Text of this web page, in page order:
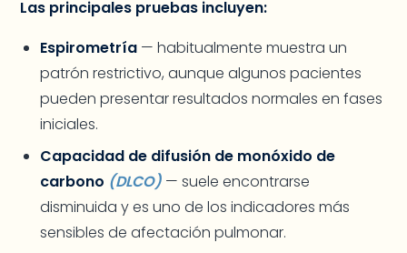
Las principales pruebas incluyen:
Espirometría— habitualmente muestra un
patrón restrictivo, aunque algunos pacientes
pueden presentar resultados normales en fases
iniciales.
Capacidad de difusión de monóxido de
carbono (DLCO)— suele encontrarse
disminuida y es uno de los indicadores más
sensibles de afectación pulmonar.